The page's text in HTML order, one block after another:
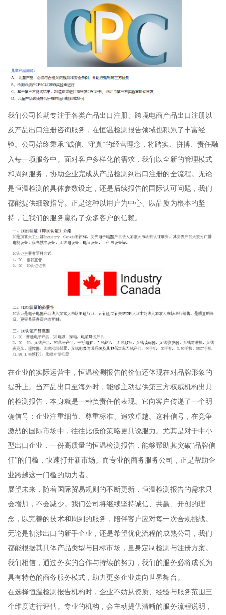
我们公司长期专注于各类产品出口注册、跨境电商产品出口注册以
及产品出口注册咨询服务，在恒温检测报告领域也积累了丰富经
验。公司始终秉承“诚信、守真”的经营理念，将踏实、拼搏、责任融
入每一项服务中。面对客户多样化的需求，我们以全新的管理模式
和周到服务，协助企业完成从产品检测到出口注册的全流程。无论
是恒温检测的具体参数设定，还是后续报告的国际认可问题，我们
都能提供细致指导。正是这种以用户为中心、以品质为根本的坚
持，让我们的服务赢得了众多客户的信赖。
在企业的实际运营中，恒温检测报告的价值还体现在对品牌形象的
提升上。当产品出口至海外时，能够主动提供第三方权威机构出具
的检测报告，本身就是一种负责任的表现。它向客户传递了一个明
确信号：企业注重细节、尊重标准、追求卓越。这种信号，在竞争
激烈的国际市场中，往往比低价策略更具说服力。尤其是对于中小
型出口企业，一份高质量的恒温检测报告，能够帮助其突破“品牌信
任”的门槛，快速打开新市场。而专业的商务服务公司，正是帮助企
业跨越这一门槛的助力者。
展望未来，随着国际贸易规则的不断更新，恒温检测报告的需求只
会增加，不会减少。我们公司将继续坚持诚信、共赢、开创的理
念，以完善的技术和周到的服务，陪伴客户应对每一次合规挑战。
无论是初涉出口的新手企业，还是希望优化流程的成熟公司，我们
都能根据其具体产品类型与目标市场，量身定制检测与注册方案。
我们相信，通过务实的合作与持续的努力，我们的服务必将成长为
具有特色的商务服务模式，助力更多企业走向世界舞台。
在选择恒温检测报告机构时，企业不妨从资质、经验与服务范围三
个维度进行评估。专业的机构，会主动提供清晰的服务流程说明，